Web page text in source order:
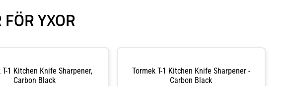
YXOR
T-1 Kitchen Knife Sharpener,
Carbon Black
Tormek T-1 Kitchen Knife Sharpener -
Carbon Black